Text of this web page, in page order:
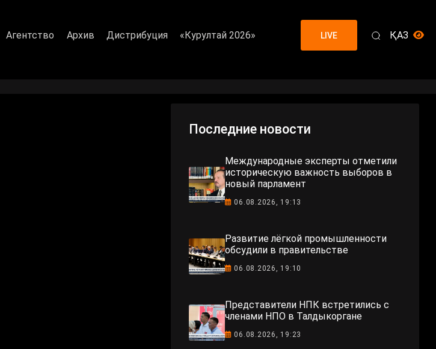
Агентство Архив Дистрибуция «Курултай 2026» LIVE ҚАЗ
Последние новости
Международные эксперты отметили
историческую важность выборов в
новый парламент
06.08.2026, 19:13
Развитие лёгкой промышленности
обсудили в правительстве
06.08.2026, 19:10
Представители НПК встретились с
членами НПО в Талдыкоргане
06.08.2026, 19:23